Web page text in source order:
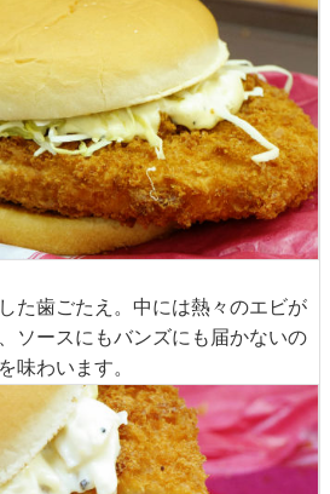
た歯ごたえ。中には熱々のエビが
ソースにもバンズにも届かないの
味わいます。